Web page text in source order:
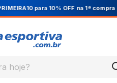
para 10% OFF na 1ª compra
hoje?